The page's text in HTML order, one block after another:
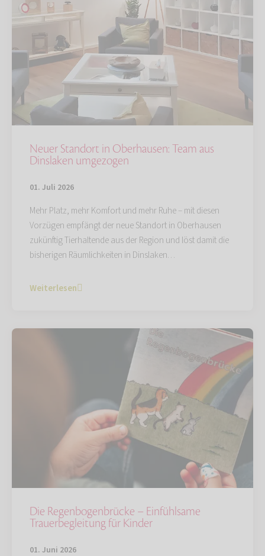
Neuer Standort in Oberhausen: Team aus
Dinslaken umgezogen
01. Juli 2026
Mehr Platz, mehr Komfort und mehr Ruhe – mit diesen
Vorzügen empfängt der neue Standort in Oberhausen
zukünftig Tierhaltende aus der Region und löst damit die
bisherigen Räumlichkeiten in Dinslaken…
Weiterlesen
Die Regenbogenbrücke – Einfühlsame
Trauerbegleitung für Kinder
01. Juni 2026